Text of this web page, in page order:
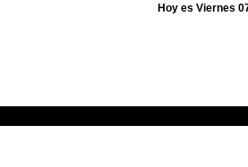
Hoy es Viernes